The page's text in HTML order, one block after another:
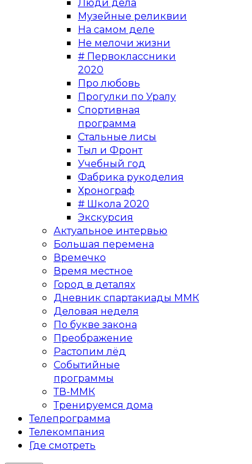
Люди дела
Музейные реликвии
На самом деле
Не мелочи жизни
# Первоклассники
2020
Про любовь
Прогулки по Уралу
Спортивная
программа
Стальные лисы
Тыл и Фронт
Учебный год
Фабрика рукоделия
Хронограф
# Школа 2020
Экскурсия
Актуальное интервью
Большая перемена
Времечко
Время местное
Город в деталях
Дневник спартакиады ММК
Деловая неделя
По букве закона
Преображение
Растопим лёд
Событийные
программы
ТВ-ММК
Тренируемся дома
Телепрограмма
Телекомпания
Где смотреть